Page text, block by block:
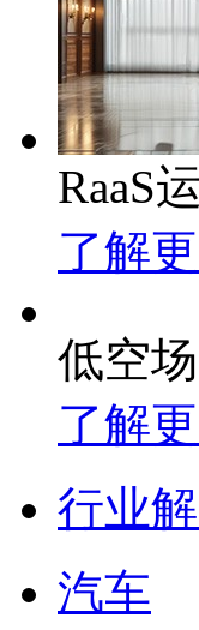
RaaS
了解
低空
了解
行业
汽车